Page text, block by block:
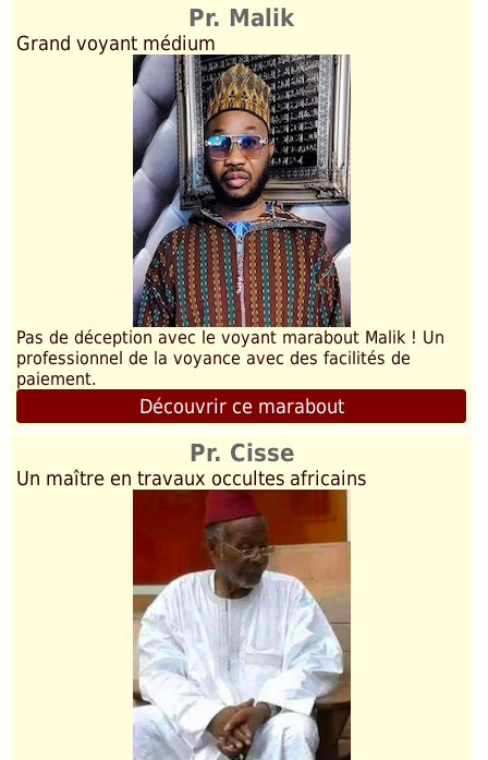
Pr. Malik
Grand voyant médium
Pas de déception avec le voyant marabout Malik ! Un
professionnel de la voyance avec des facilités de
paiement.
Découvrir ce marabout
Pr. Cisse
Un maître en travaux occultes africains